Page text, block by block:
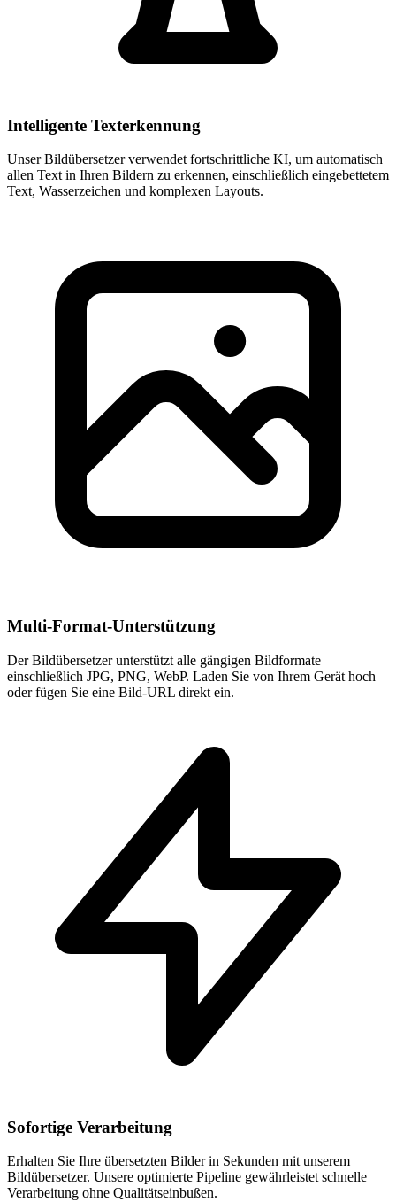
Intelligente Texterkennung
Unser Bildübersetzer verwendet fortschrittliche KI, um automatisch
allen Text in Ihren Bildern zu erkennen, einschließlich eingebettetem
Text, Wasserzeichen und komplexen Layouts.
Multi-Format-Unterstützung
Der Bildübersetzer unterstützt alle gängigen Bildformate
einschließlich JPG, PNG, WebP. Laden Sie von Ihrem Gerät hoch
oder fügen Sie eine Bild-URL direkt ein.
Sofortige Verarbeitung
Erhalten Sie Ihre übersetzten Bilder in Sekunden mit unserem
Bildübersetzer. Unsere optimierte Pipeline gewährleistet schnelle
Verarbeitung ohne Qualitätseinbußen.